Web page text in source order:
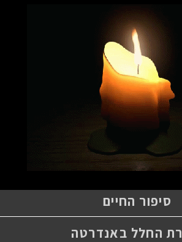
סיפור החיים
החלל באנדרטה